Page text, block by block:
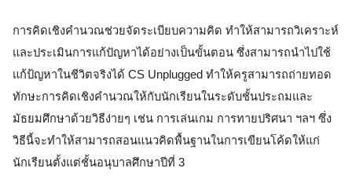
การคิดเชิงคำนวณช่วยจัดระเบียบความคิด ทำให้สามารถวิเคราะห์
และประเมินการแก้ปัญหาได้อย่างเป็นขั้นตอน ซึ่งสามารถนำไปใช้
แก้ป้ญหาในชีวิตจริงได้ CS Unplugged ทำให้ครูสามารถถ่ายทอด
ทักษะการคิดเชิงคำนวณให้กับนักเรียนในระดับชั้นประถมและ
มัธยมศึกษาด้วยวิธีง่ายๆ เช่น การเล่นเกม การทายปริศนา ฯลฯ ซึ่ง
วิธีนี้จะทำให้สามารถสอนแนวคิดพื้นฐานในการเขียนโค้ดให้แก่
นักเรียนตั้งแต่ชั้นอนุบาลศึกษาปีที่ 3